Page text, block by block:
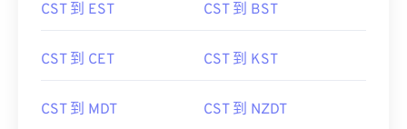
CST 到 EST CST 到 BST
CST 到 CET CST 到 KST
CST 到 MDT CST 到 NZDT